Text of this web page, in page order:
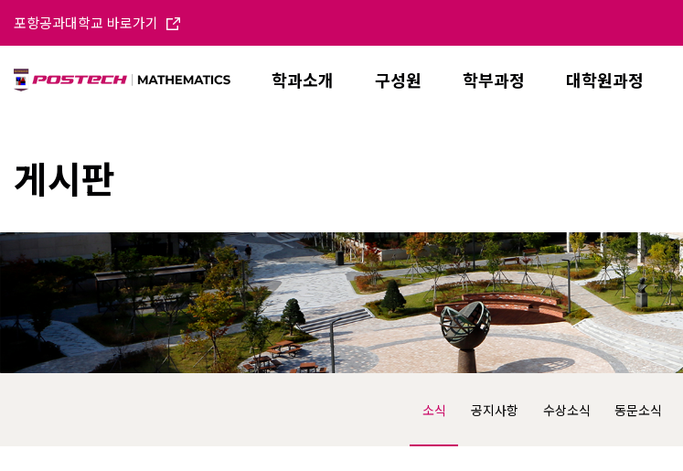
포항공과대학교 바로가기
학과소개 구성원 학부과정 대학원과정
게시판
소식 공지사항 수상소식 동문소식